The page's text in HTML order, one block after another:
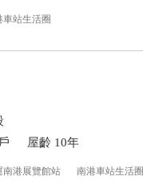
車站生活圈
屋齡 10年
南港展覽館站 南港車站生活圈